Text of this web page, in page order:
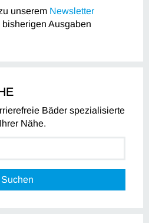
unserem Newsletter
bisherigen Ausgaben
Bäder spezialisierte
Nähe.
Suchen